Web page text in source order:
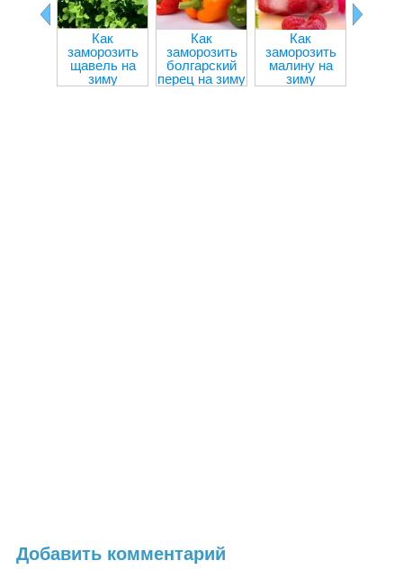
Как
заморозить
щавель на
зиму
Как
заморозить
болгарский
перец на зиму
Как
заморозить
малину на
зиму
Добавить комментарий